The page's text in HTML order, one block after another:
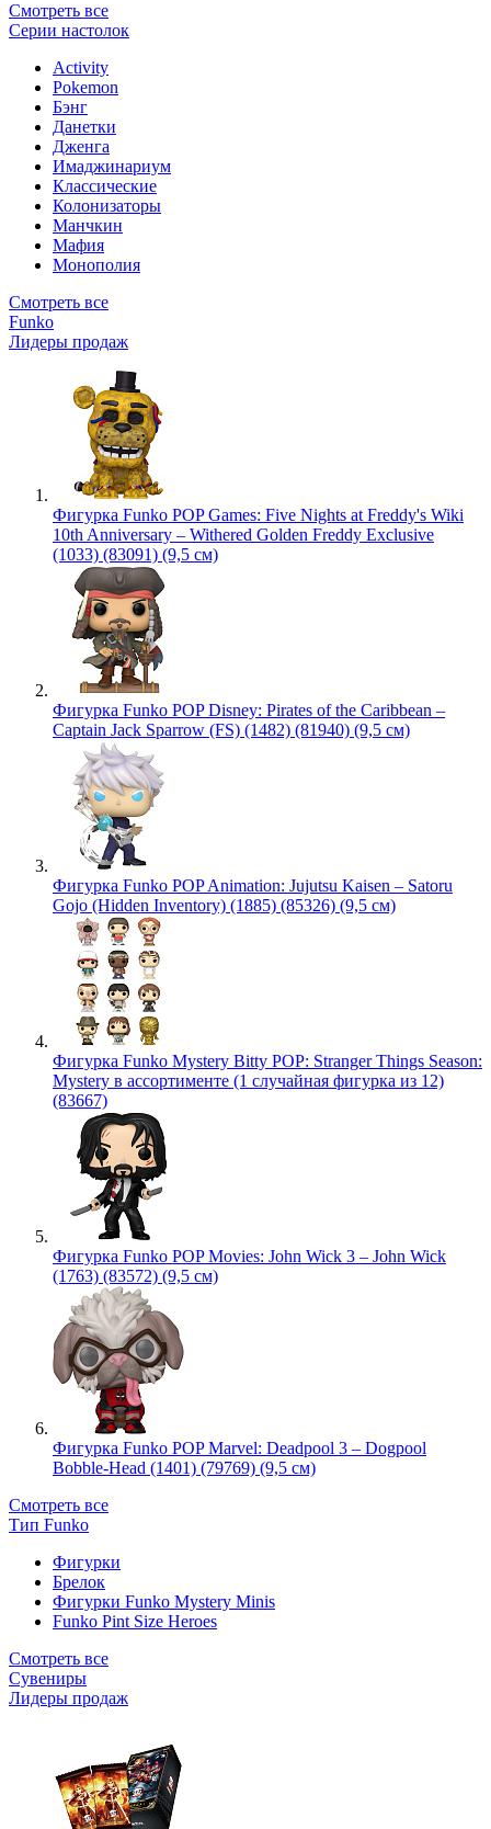
Смотреть все
Серии настолок
Activity
Pokemon
Бэнг
Данетки
Дженга
Имаджинариум
Классические
Колонизаторы
Манчкин
Мафия
Монополия
Смотреть все
Funko
Лидеры продаж
Фигурка Funko POP Games: Five Nights at Freddy's Wiki
10th Anniversary – Withered Golden Freddy Exclusive
(1033) (83091) (9,5 см)
Фигурка Funko POP Disney: Pirates of the Caribbean –
Captain Jack Sparrow (FS) (1482) (81940) (9,5 см)
Фигурка Funko POP Animation: Jujutsu Kaisen – Satoru
Gojo (Hidden Inventory) (1885) (85326) (9,5 см)
Фигурка Funko Mystery Bitty POP: Stranger Things Season:
Mystery в ассортименте (1 случайная фигурка из 12)
(83667)
Фигурка Funko POP Movies: John Wick 3 – John Wick
(1763) (83572) (9,5 см)
Фигурка Funko POP Marvel: Deadpool 3 – Dogpool
Bobble-Head (1401) (79769) (9,5 см)
Смотреть все
Тип Funko
Фигурки
Брелок
Фигурки Funko Mystery Minis
Funko Pint Size Heroes
Смотреть все
Сувениры
Лидеры продаж